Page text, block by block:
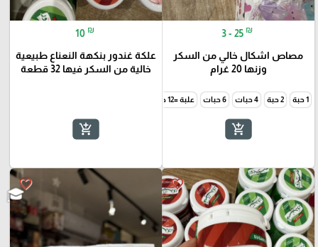
3 - 25 ₪
مصاص اشكال خالي من السكر
وزنها 20 غرام
1 حبة 2 حبة 4 حبات 6 حبات علبة =12 حبة
add_shopping_cart
10 ₪
علكة غندور بنكهة النعناع طبيعية
خالية من السكر فيها 32 قطعة
add_shopping_cart
favorite_border
favorite_border